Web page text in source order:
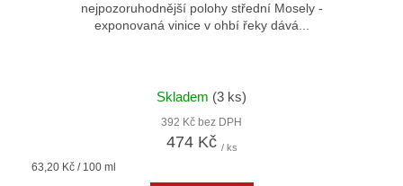
nejpozoruhodnější polohy střední Mosely -
exponovaná vinice v ohbí řeky dává...
Skladem (3 ks)
392 Kč bez DPH
474 Kč / ks
Měrná
63,20 Kč / 100 ml